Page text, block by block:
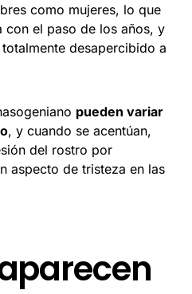
como mujeres, lo que
con el paso de los años, y
desapercibido a
pueden variar
, y cuando se acentúan,
del rostro por
aspecto de tristeza en las